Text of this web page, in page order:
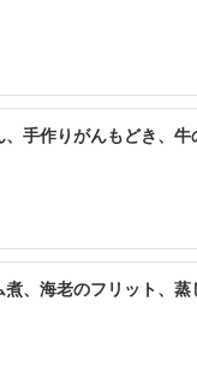
手作りがんもどき、牛
海老のフリット、蒸